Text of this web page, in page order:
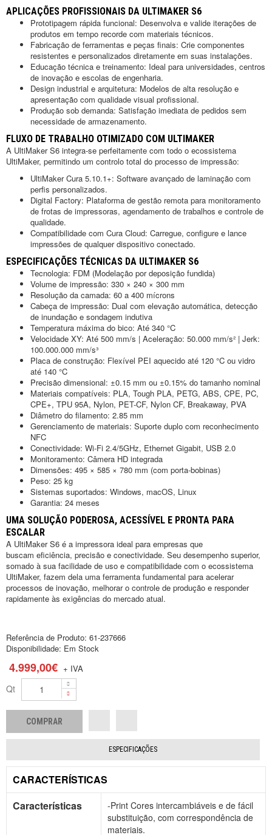
APLICAÇÕES PROFISSIONAIS DA ULTIMAKER S6
Prototipagem rápida funcional: Desenvolva e valide iterações de
produtos em tempo recorde com materiais técnicos.
Fabricação de ferramentas e peças finais: Crie componentes
resistentes e personalizados diretamente em suas instalações.
Educação técnica e treinamento: Ideal para universidades, centros
de inovação e escolas de engenharia.
Design industrial e arquitetura: Modelos de alta resolução e
apresentação com qualidade visual profissional.
Produção sob demanda: Satisfação imediata de pedidos sem
necessidade de armazenamento.
FLUXO DE TRABALHO OTIMIZADO COM ULTIMAKER
A UltiMaker S6 integra-se perfeitamente com todo o ecossistema
UltiMaker, permitindo um controlo total do processo de impressão:
UltiMaker Cura 5.10.1+: Software avançado de laminação com
perfis personalizados.
Digital Factory: Plataforma de gestão remota para monitoramento
de frotas de impressoras, agendamento de trabalhos e controle de
qualidade.
Compatibilidade com Cura Cloud: Carregue, configure e lance
impressões de qualquer dispositivo conectado.
ESPECIFICAÇÕES TÉCNICAS DA ULTIMAKER S6
Tecnologia: FDM (Modelação por deposição fundida)
Volume de impressão: 330 × 240 × 300 mm
Resolução da camada: 60 a 400 mícrons
Cabeça de impressão: Dual com elevação automática, detecção
de inundação e sondagem indutiva
Temperatura máxima do bico: Até 340 °C
Velocidade XY: Até 500 mm/s | Aceleração: 50.000 mm/s² | Jerk:
100.000.000 mm/s³
Placa de construção: Flexível PEI aquecido até 120 °C ou vidro
até 140 °C
Precisão dimensional: ±0.15 mm ou ±0.15% do tamanho nominal
Materiais compatíveis: PLA, Tough PLA, PETG, ABS, CPE, PC,
CPE+, TPU 95A, Nylon, PET-CF, Nylon CF, Breakaway, PVA
Diâmetro do filamento: 2.85 mm
Gerenciamento de materiais: Suporte duplo com reconhecimento
NFC
Conectividade: Wi-Fi 2.4/5GHz, Ethernet Gigabit, USB 2.0
Monitoramento: Câmera HD integrada
Dimensões: 495 × 585 × 780 mm (com porta-bobinas)
Peso: 25 kg
Sistemas suportados: Windows, macOS, Linux
Garantia: 24 meses
UMA SOLUÇÃO PODEROSA, ACESSÍVEL E PRONTA PARA
ESCALAR
A UltiMaker S6 é a impressora ideal para empresas que
buscam eficiência, precisão e conectividade. Seu desempenho superior,
somado à sua facilidade de uso e compatibilidade com o ecossistema
UltiMaker, fazem dela uma ferramenta fundamental para acelerar
processos de inovação, melhorar o controle de produção e responder
rapidamente às exigências do mercado atual.
Referência de Produto: 61-237666
Disponibilidade: Em Stock
4.999,00€ + IVA
Qt
ESPECIFICAÇÕES
CARACTERÍSTICAS
Características
-Print Cores intercambiáveis e de fácil
substituição, com correspondência de
materiais.